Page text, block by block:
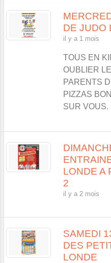
DE JUDO
il y a 1 mois
TOUS EN
OUBLIER
PARENTS
PIZZAS
SUR VOUS.
LONDE A
2
il y a 2 mois
SAMEDI
DES
LONDE